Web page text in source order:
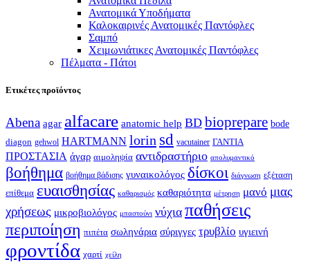
Ανατομικά Υποδήματα
Καλοκαιρινές Ανατομικές Παντόφλες
Σαμπό
Χειμωνιάτικες Ανατομικές Παντόφλες
Πέλματα - Πάτοι
Ετικέτες προϊόντος
Abena agar alfacare anatomic help BD bioprepare bode
diagon gehwol HARTMANN lorin sd vacutainer ΓΑΝΤΙΑ
ΠΡΟΣΤΑΣΙΑ άγαρ αιμοληψία αντιδραστήριο απολυμαντικό
βοήθημα βοήθημα βάδισης γυναικολόγος δίσκοι διάγνωση εξέταση
επίθεμα ευαισθησίας καθαρισμός καθαριότητα μέτρηση μανό μιας
χρήσεως μικροβιολόγος μπαστούνι νύχια παθήσεις
περιποίηση πιπέτα σωληνάρια σύριγγες τρυβλίο υγιεινή
φροντίδα χαρτί χείλη